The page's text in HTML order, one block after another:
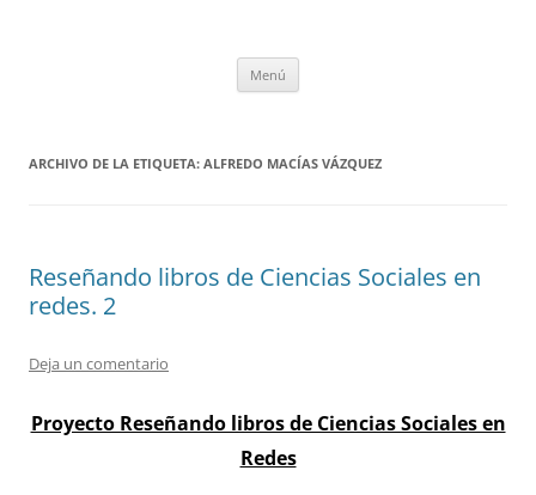
Menú
ARCHIVO DE LA ETIQUETA: ALFREDO MACÍAS VÁZQUEZ
Reseñando libros de Ciencias Sociales en
redes. 2
Deja un comentario
Proyecto Reseñando libros de Ciencias Sociales en
Redes